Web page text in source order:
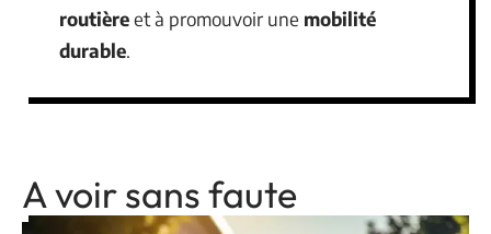
routièreet à promouvoir une mobilité
durable.
A voir sans faute